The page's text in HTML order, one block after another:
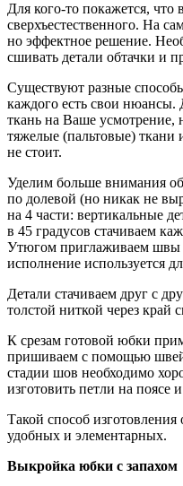
Для кого-то покажется, что
сверхъестественного. На
но эффектное решение.
сшивать детали обтачки и
Существуют разные
каждого есть свои нюансы.
ткань на Ваше усмотрение,
тяжелые (пальтовые) ткани
не стоит.
Уделим больше внимания
по долевой (но никак не
на 4 части: вертикальные
в 45 градусов стачиваем
Утюгом приглаживаем швы
исполнение используется
Детали стачиваем друг с
толстой ниткой через край
К срезам готовой юбки
пришиваем с помощью
стадии шов необходимо
изготовить петли на поясе
Такой способ
удобных и элементарных.
Выкройка юбки с запахом